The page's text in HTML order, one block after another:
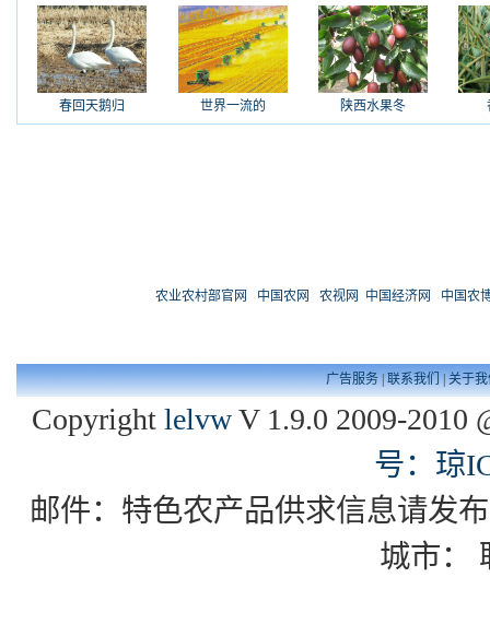
春回天鹅归 世界一流的 陕西水果冬
农业农村部官网 中国农网 农视网 中国经济网 中国农
广告服务|联系我们|关于
Copyright lelvwV 1.9.0 2009-2010
号：琼
邮件：特色农产品供求信息请发
城市：